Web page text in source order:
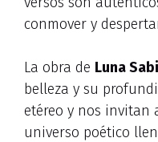
conmover y
La obra de Luna
belleza y su
etéreo y nos invitan
universo poético